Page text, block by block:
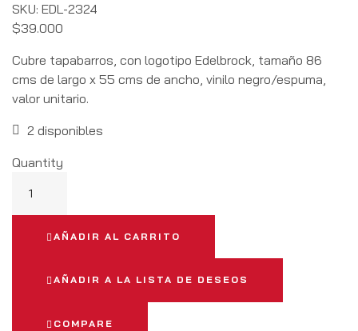
SKU: EDL-2324
$39.000
Cubre tapabarros, con logotipo Edelbrock, tamaño 86
cms de largo x 55 cms de ancho, vinilo negro/espuma,
valor unitario.
2 disponibles
Quantity
AÑADIR AL CARRITO
AÑADIR A LA LISTA DE DESEOS
COMPARE